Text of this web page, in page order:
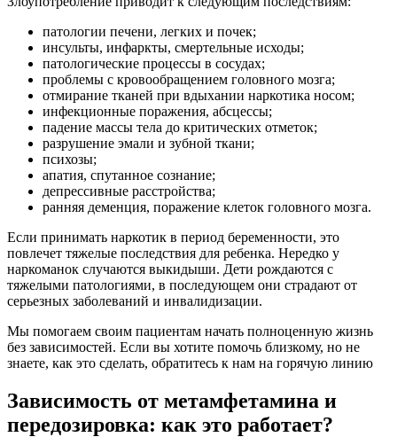
патологии печени, легких и почек;
инсульты, инфаркты, смертельные исходы;
патологические процессы в сосудах;
проблемы с кровообращением головного мозга;
отмирание тканей при вдыхании наркотика носом;
инфекционные поражения, абсцессы;
падение массы тела до критических отметок;
разрушение эмали и зубной ткани;
психозы;
апатия, спутанное сознание;
депрессивные расстройства;
ранняя деменция, поражение клеток головного мозга.
Если принимать наркотик в период беременности, это
повлечет тяжелые последствия для ребенка. Нередко у
наркоманок случаются выкидыши. Дети рождаются с
тяжелыми патологиями, в последующем они страдают от
серьезных заболеваний и инвалидизации.
Мы помогаем своим пациентам начать полноценную жизнь
без зависимостей. Если вы хотите помочь близкому, но не
знаете, как это сделать, обратитесь к нам на горячую линию
Зависимость от метамфетамина и
передозировка: как это работает?